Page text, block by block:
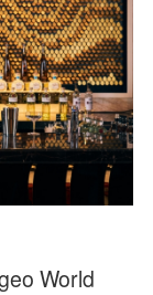
World